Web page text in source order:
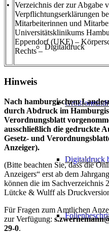
Digitaldruck
Digitaldruck
•
Verzeichnis der zur Abgabe
Verpflichtungserklärungen
Mitarbeiterinnen und
Universitätsklinikums
Eppendorf (UKE) –
Rechts –
Hinweis
Nach hamburgischem
durch Abdruck im
Verordnungsblatt
ausschließlich die gedruckte
Gesetz- und
Anzeiger).
(Bitte beachten Sie, dass die
Anzeigers“ erst ab dem
können die im Sachverzeichnis
Lütcke & Wulff als
Für Fragen zum Amtlichen
zur Verfügung:
29-0.